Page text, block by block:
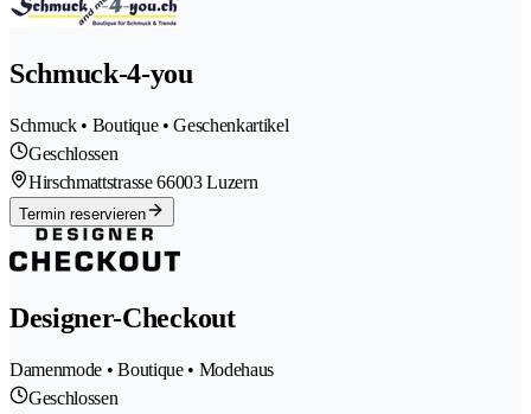
Schmuck-4-you
Schmuck • Boutique • Geschenkartikel
Geschlossen
Hirschmattstrasse 66003 Luzern
Termin reservieren
Designer-Checkout
Damenmode • Boutique • Modehaus
Geschlossen